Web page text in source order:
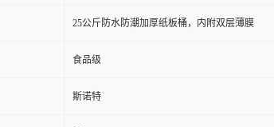
25公斤防水防潮加厚纸板桶，内附双层薄膜
食品级
斯诺特